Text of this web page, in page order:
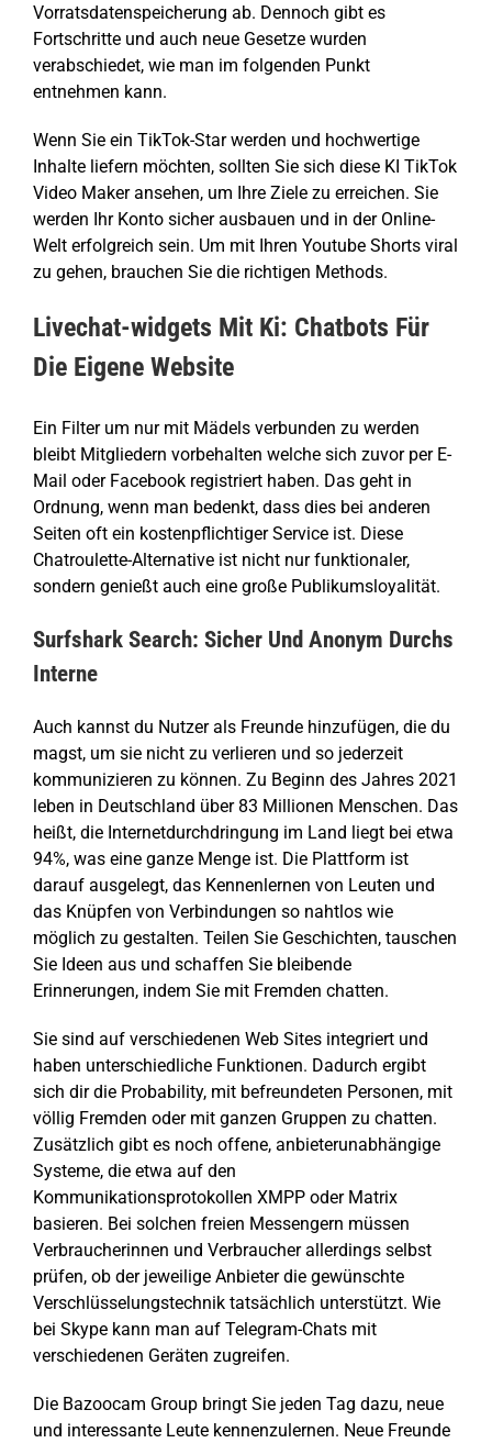
Vorratsdatenspeicherung ab. Dennoch gibt es
Fortschritte und auch neue Gesetze wurden
verabschiedet, wie man im folgenden Punkt
entnehmen kann.
Wenn Sie ein TikTok-Star werden und hochwertige
Inhalte liefern möchten, sollten Sie sich diese KI TikTok
Video Maker ansehen, um Ihre Ziele zu erreichen. Sie
werden Ihr Konto sicher ausbauen und in der Online-
Welt erfolgreich sein. Um mit Ihren Youtube Shorts viral
zu gehen, brauchen Sie die richtigen Methods.
Livechat-widgets Mit Ki: Chatbots Für
Die Eigene Website
Ein Filter um nur mit Mädels verbunden zu werden
bleibt Mitgliedern vorbehalten welche sich zuvor per E-
Mail oder Facebook registriert haben. Das geht in
Ordnung, wenn man bedenkt, dass dies bei anderen
Seiten oft ein kostenpflichtiger Service ist. Diese
Chatroulette-Alternative ist nicht nur funktionaler,
sondern genießt auch eine große Publikumsloyalität.
Surfshark Search: Sicher Und Anonym Durchs
Interne
Auch kannst du Nutzer als Freunde hinzufügen, die du
magst, um sie nicht zu verlieren und so jederzeit
kommunizieren zu können. Zu Beginn des Jahres 2021
leben in Deutschland über 83 Millionen Menschen. Das
heißt, die Internetdurchdringung im Land liegt bei etwa
94%, was eine ganze Menge ist. Die Plattform ist
darauf ausgelegt, das Kennenlernen von Leuten und
das Knüpfen von Verbindungen so nahtlos wie
möglich zu gestalten. Teilen Sie Geschichten, tauschen
Sie Ideen aus und schaffen Sie bleibende
Erinnerungen, indem Sie mit Fremden chatten.
Sie sind auf verschiedenen Web Sites integriert und
haben unterschiedliche Funktionen. Dadurch ergibt
sich dir die Probability, mit befreundeten Personen, mit
völlig Fremden oder mit ganzen Gruppen zu chatten.
Zusätzlich gibt es noch offene, anbieterunabhängige
Systeme, die etwa auf den
Kommunikationsprotokollen XMPP oder Matrix
basieren. Bei solchen freien Messengern müssen
Verbraucherinnen und Verbraucher allerdings selbst
prüfen, ob der jeweilige Anbieter die gewünschte
Verschlüsselungstechnik tatsächlich unterstützt. Wie
bei Skype kann man auf Telegram-Chats mit
verschiedenen Geräten zugreifen.
Die Bazoocam Group bringt Sie jeden Tag dazu, neue
und interessante Leute kennenzulernen. Neue Freunde